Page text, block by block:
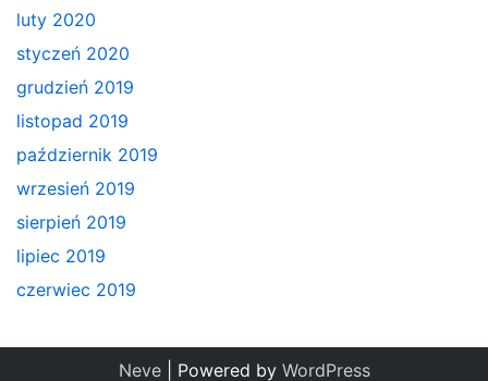
luty 2020
styczeń 2020
grudzień 2019
listopad 2019
październik 2019
wrzesień 2019
sierpień 2019
lipiec 2019
czerwiec 2019
Neve| Powered by WordPress